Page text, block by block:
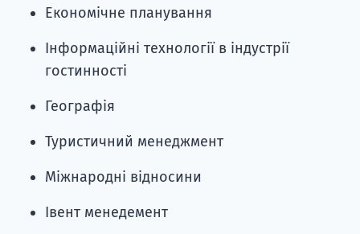
Економічне планування
Інформаційні технології в індустрії
гостинності
Географія
Туристичний менеджмент
Міжнародні відносини
Івент менедемент